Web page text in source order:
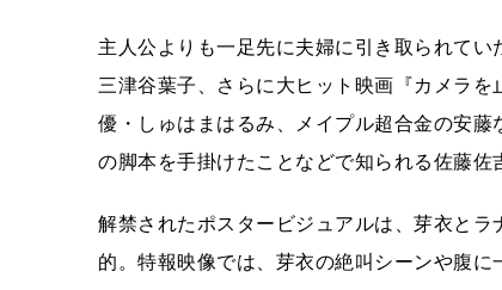
主人公よりも一足先に夫婦に引き取られて
三津谷葉子、さらに大ヒット映画『カメラ
優・しゅはまはるみ、メイプル超合金の安藤
の脚本を手掛けたことなどで知られる佐藤佐
解禁されたポスタービジュアルは、芽衣と
的。特報映像では、芽衣の絶叫シーンや腹に